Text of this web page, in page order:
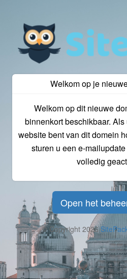
Welkom op je
Welkom op dit nieuwe
binnenkort beschikbaar.
website bent van dit domein
sturen u een e-
volledig
Open het
© Copyright 2026